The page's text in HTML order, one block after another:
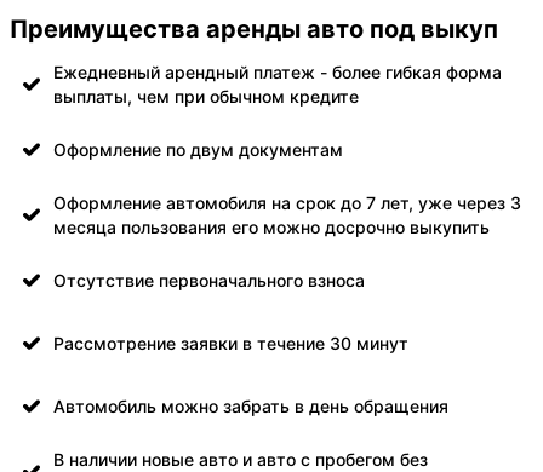
Преимущества аренды авто под выкуп
Ежедневный арендный платеж - более гибкая форма
выплаты, чем при обычном кредите
Оформление по двум документам
Оформление автомобиля на срок до 7 лет, уже через 3
месяца пользования его можно досрочно выкупить
Отсутствие первоначального взноса
Рассмотрение заявки в течение 30 минут
Автомобиль можно забрать в день обращения
В наличии новые авто и авто с пробегом без